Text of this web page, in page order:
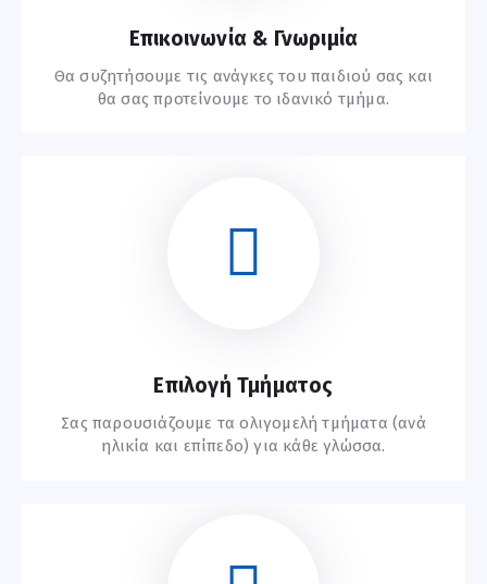
Επικοινωνία & Γνωριμία
Θα συζητήσουμε τις ανάγκες του παιδιού σας και
θα σας προτείνουμε το ιδανικό τμήμα.
Επιλογή Τμήματος
Σας παρουσιάζουμε τα ολιγομελή τμήματα (ανά
ηλικία και επίπεδο) για κάθε γλώσσα.